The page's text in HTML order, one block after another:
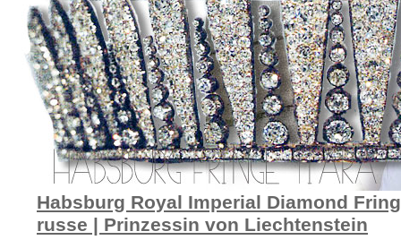
Habsburg Royal Imperial Diamond
russe | Prinzessin von Liechtenstein